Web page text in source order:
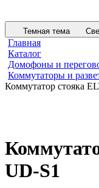
Темная тема
Главная
Каталог
Домофоны и
Коммутаторы и
Коммутатор стояка
UD-S1